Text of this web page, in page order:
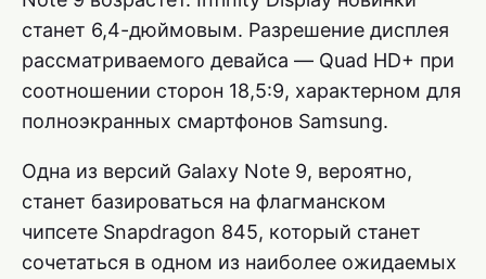
станет 6,4-дюймовым. Разрешение дисплея
рассматриваемого девайса — Quad HD+ при
соотношении сторон 18,5:9, характерном для
полноэкранных смартфонов Samsung.
Одна из версий Galaxy Note 9, вероятно,
станет базироваться на флагманском
чипсете Snapdragon 845, который станет
сочетаться в одном из наиболее ожидаемых